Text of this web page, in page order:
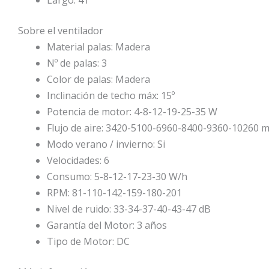
Sobre el ventilador
Material palas: Madera
Nº de palas: 3
Color de palas: Madera
Inclinación de techo máx: 15º
Potencia de motor: 4-8-12-19-25-35 W
Flujo de aire: 3420-5100-6960-8400-9360-10260 m
Modo verano / invierno: Si
Velocidades: 6
Consumo: 5-8-12-17-23-30 W/h
RPM: 81-110-142-159-180-201
Nivel de ruido: 33-34-37-40-43-47 dB
Garantía del Motor: 3 años
Tipo de Motor: DC